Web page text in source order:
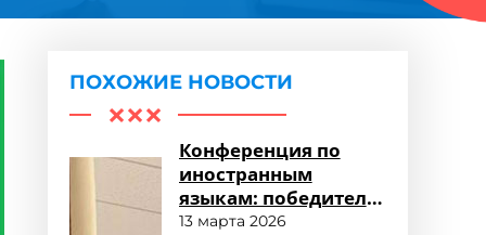
ПОХОЖИЕ НОВОСТИ
Конференция по
иностранным
языкам: победители
и достижения
13 марта 2026